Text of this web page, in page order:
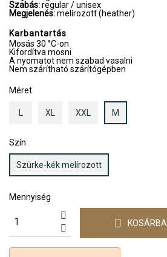
Szabás:regular / unisex
Megjelenés:melírozott (heather)
Karbantartás
Mosás 30 °C-on
Kifordítva mosni
A nyomatot nem szabad vasalni
Nem szárítható szárítógépben
Méret
L XL XXL M
Szín
Szürke-kék melírozott
Mennyiség
KOSÁRBA